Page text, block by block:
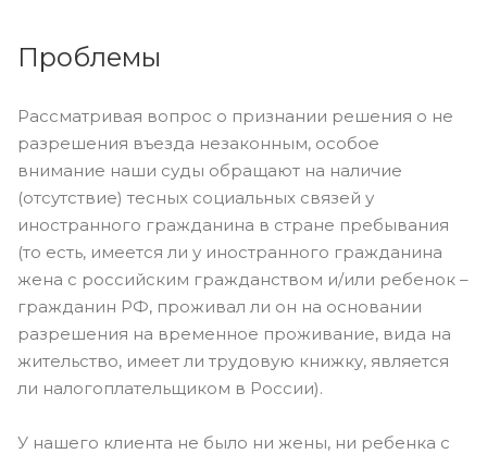
Проблемы
Рассматривая вопрос о признании решения о не
разрешения въезда незаконным, особое
внимание наши суды обращают на наличие
(отсутствие) тесных социальных связей у
иностранного гражданина в стране пребывания
(то есть, имеется ли у иностранного гражданина
жена с российским гражданством и/или ребенок –
гражданин РФ, проживал ли он на основании
разрешения на временное проживание, вида на
жительство, имеет ли трудовую книжку, является
ли налогоплательщиком в России).
У нашего клиента не было ни жены, ни ребенка с